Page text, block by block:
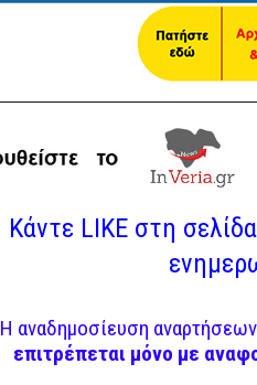
Κάντε LIKE στη
Η αναδημοσίευση
επιτρέπεται μόνο με